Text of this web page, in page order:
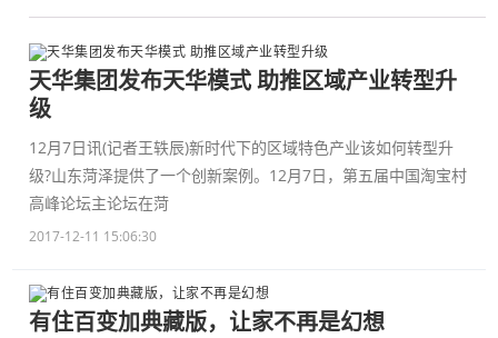
天华集团发布天华模式 助推区域产业转型升
级
12月7日讯(记者王轶辰)新时代下的区域特色产业该如何转型升
级?山东菏泽提供了一个创新案例。12月7日，第五届中国淘宝村
高峰论坛主论坛在菏
2017-12-11 15:06:30
有住百变加典藏版，让家不再是幻想